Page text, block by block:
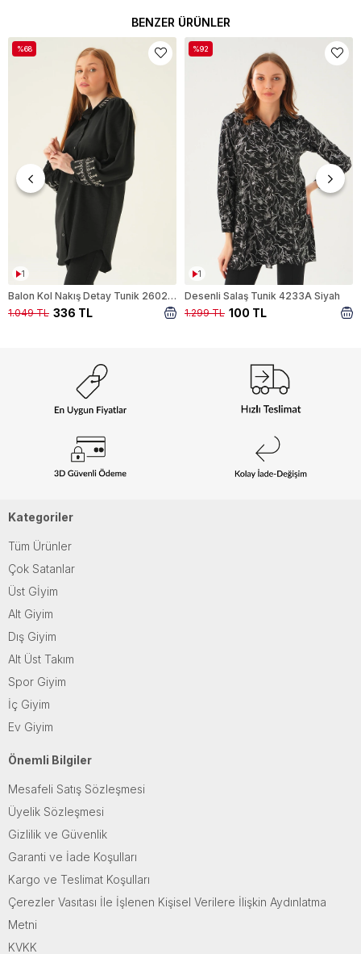
BENZER ÜRÜNLER
1
Balon Kol Nakış Detay Tunik 26024 Siyah
336 TL
1.049 TL
%68
1
Desenli Salaş Tunik 4233A Siyah
100 TL
1.299 TL
%92
Kategoriler
Tüm Ürünler
Çok Satanlar
Üst Gİyim
Alt Giyim
Dış Giyim
Alt Üst Takım
Spor Giyim
İç Giyim
Ev Giyim
Önemli Bilgiler
Mesafeli Satış Sözleşmesi
Üyelik Sözleşmesi
Gizlilik ve Güvenlik
Garanti ve İade Koşulları
Kargo ve Teslimat Koşulları
Çerezler Vasıtası İle İşlenen Kişisel Verilere İlişkin Aydınlatma
Metni
KVKK